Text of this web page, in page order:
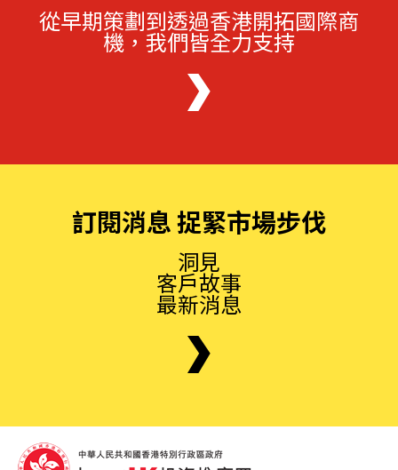
從早期策劃到透過香港開拓國際商
機，我們皆全力支持
訂閱消息 捉緊市場步伐
洞見
客戶故事
最新消息